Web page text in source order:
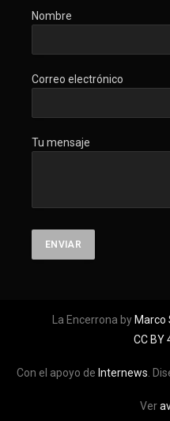
Nombre
Correo electrónico
Tu mensaje
La Encerrona by Marco
CC BY
Con el apoyo de Internews.
Ver